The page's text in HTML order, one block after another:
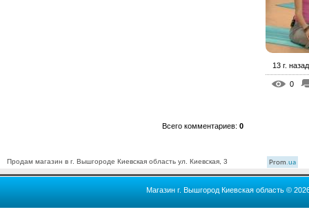
13 г. назад
0
Всего комментариев: 0
Продам магазин в г. Вышгороде Киевская область ул. Киевская, 3 Prom.ua
Магазин г. Вышгород Киевская область ©